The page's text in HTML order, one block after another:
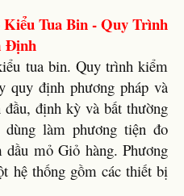
Tua Bin - Quy Trình
Định
tua bin. Quy trình kiểm
quy định phương pháp và
định kỳ và bất thường
làm phương tiện đo
mỏ Giỏ hàng. Phương
hệ thống gồm các thiết bị